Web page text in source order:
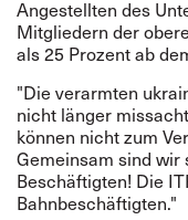
Angestellten des
Mitgliedern der
als 25 Prozent ab
"Die verarmten
nicht länger
können nicht zum
Gemeinsam sind wir
Beschäftigten! Die
Bahnbeschäftigten."